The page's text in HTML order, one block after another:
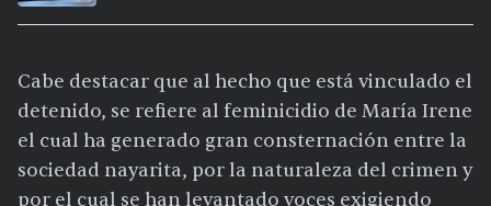
Cabe destacar que al hecho que está vinculado el
detenido, se refiere al feminicidio de María Irene
el cual ha generado gran consternación entre la
sociedad nayarita, por la naturaleza del crimen y
por el cual se han levantado voces exigiendo